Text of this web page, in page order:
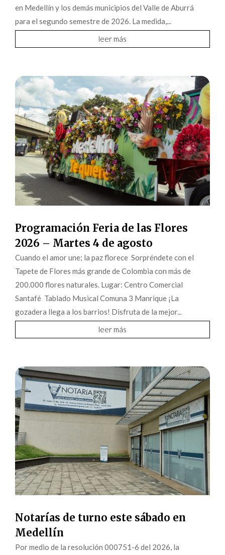
en Medellín y los demás municipios del Valle de Aburrá
para el segundo semestre de 2026. La medida,...
leer más
Programación Feria de las Flores
2026 – Martes 4 de agosto
Cuando el amor une; la paz florece Sorpréndete con el
Tapete de Flores más grande de Colombia con más de
200.000 flores naturales. Lugar: Centro Comercial
Santafé Tablado Musical Comuna 3 Manrique ¡La
gozadera llega a los barrios! Disfruta de la mejor...
leer más
Notarías de turno este sábado en
Medellín
Por medio de la resolución 000751-6 del 2026, la